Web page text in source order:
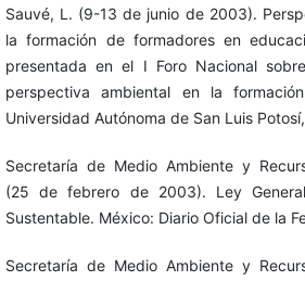
Sauvé, L. (9-13 de junio de 2003).
la formación de formadores en
presentada en el I Foro Nacional
perspectiva ambiental en la
Universidad Autónoma de San Luis
Secretaría de Medio Ambiente y
(25 de febrero de 2003). Ley
Sustentable. México: Diario Oficial de la
Secretaría de Medio Ambiente y